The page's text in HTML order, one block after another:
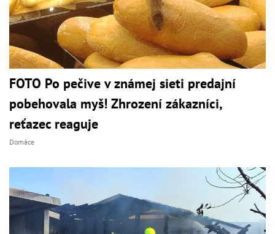
FOTO Po pečive v známej sieti predajní
pobehovala myš! Zhrození zákazníci,
reťazec reaguje
Domáce